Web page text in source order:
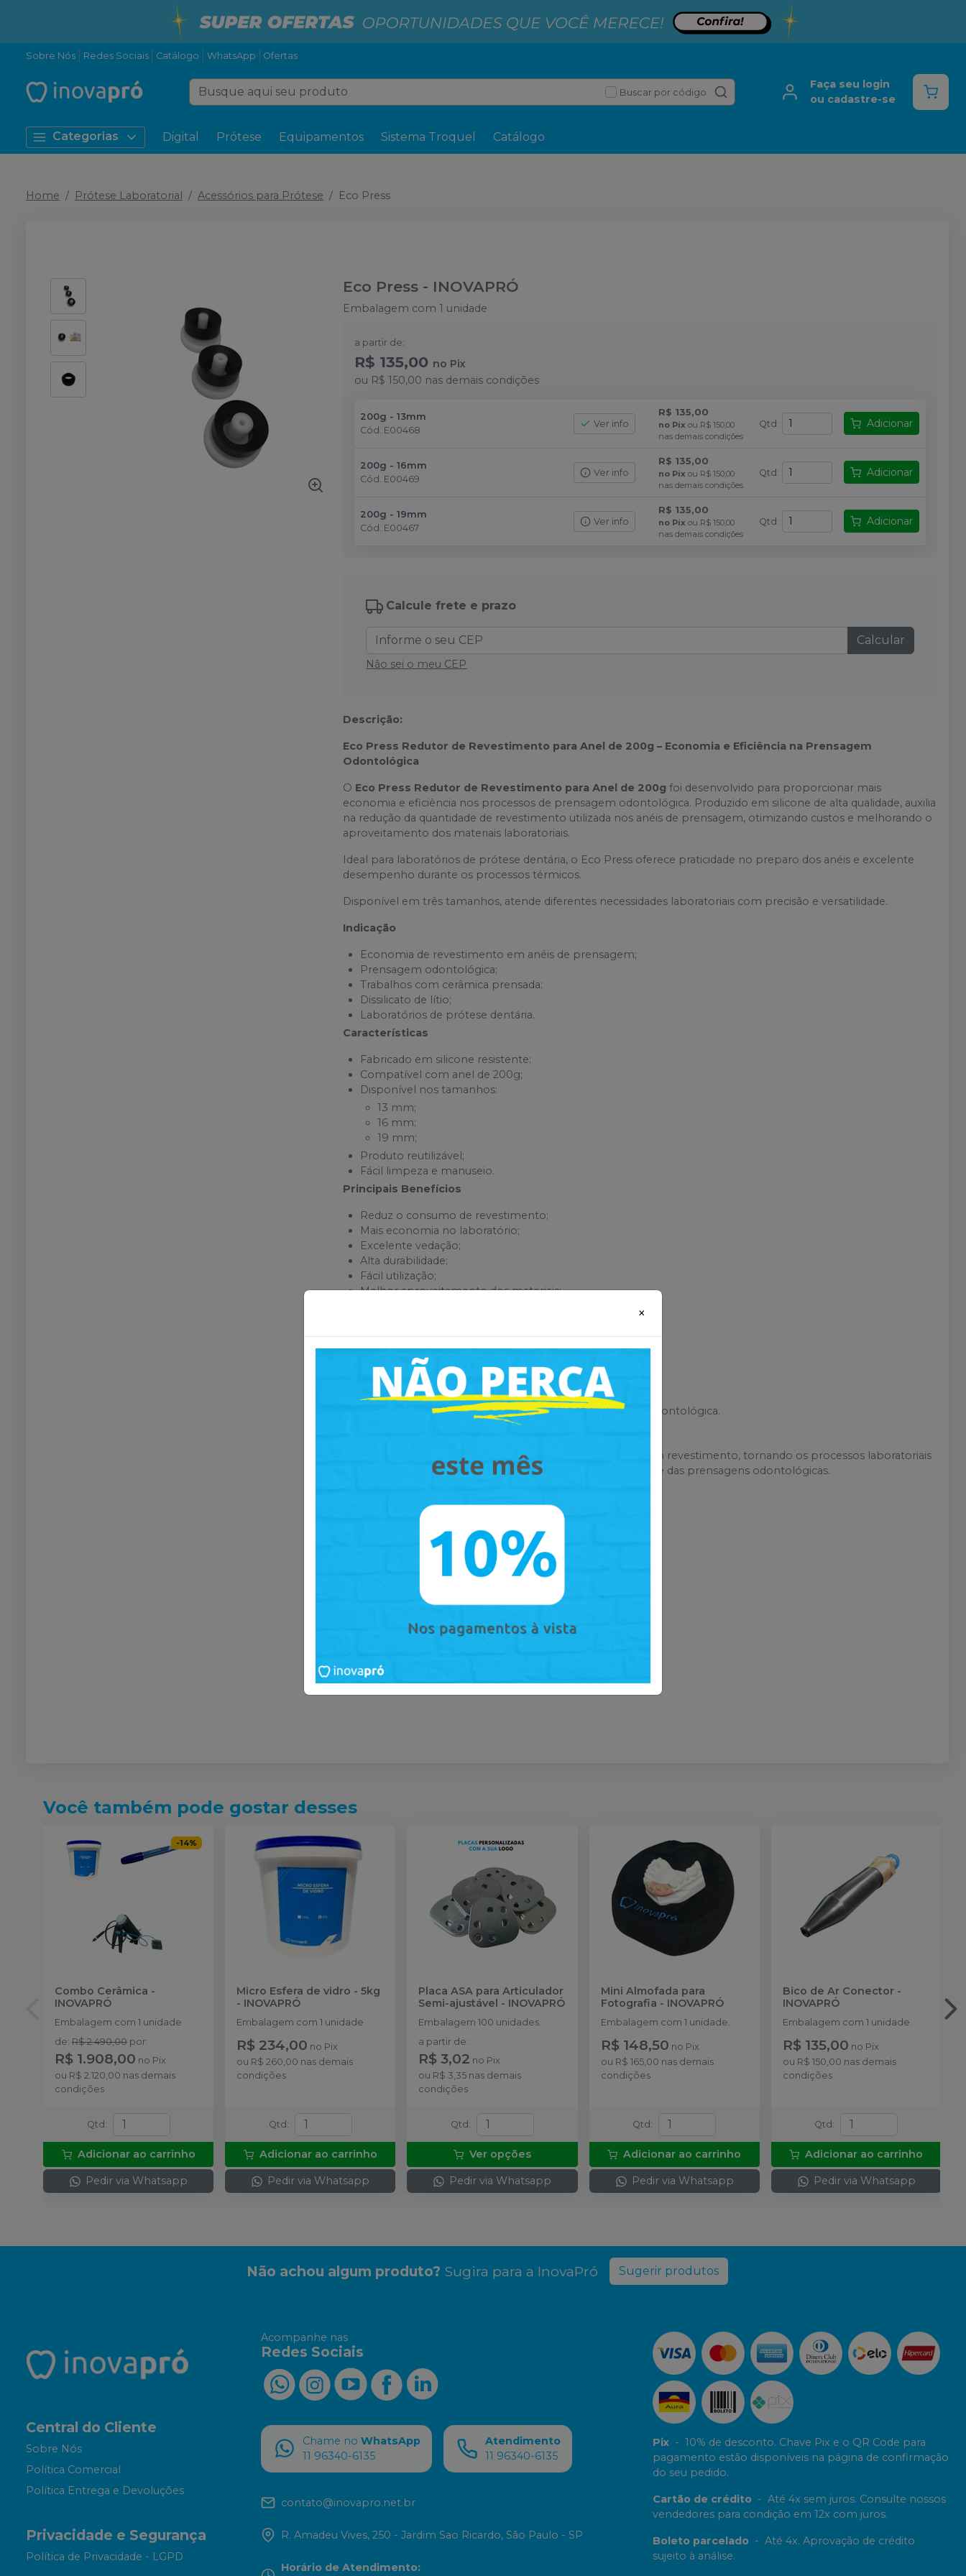
Sobre Nós Redes Sociais Catálogo WhatsApp Ofertas
Buscar por código
Faça seu login
ou cadastre-se
Categorias Digital Prótese Equipamentos Sistema Troquel Catálogo
Home Prótese Laboratorial Acessórios para Prótese Eco Press
Eco Press - INOVAPRÓ
Embalagem com 1 unidade
a partir de:
R$ 135,00 no Pix
ou R$ 150,00 nas demais condições
200g - 13mm
Cód. E00468
Ver info
R$ 135,00
no Pix ou R$ 150,00
nas demais condições
Qtd : Adicionar
200g - 16mm
Cód. E00469
Ver info
R$ 135,00
no Pix ou R$ 150,00
nas demais condições
Qtd : Adicionar
200g - 19mm
Cód. E00467
Ver info
R$ 135,00
no Pix ou R$ 150,00
nas demais condições
Qtd : Adicionar
Calcule frete e prazo
Calcular
Não sei o meu CEP
Descrição:
Eco Press Redutor de Revestimento para Anel de 200g – Economia e Eficiência na Prensagem
Odontológica
O Eco Press Redutor de Revestimento para Anel de 200g foi desenvolvido para proporcionar mais
economia e eficiência nos processos de prensagem odontológica. Produzido em silicone de alta qualidade, auxilia
na redução da quantidade de revestimento utilizada nos anéis de prensagem, otimizando custos e melhorando o
aproveitamento dos materiais laboratoriais.
Ideal para laboratórios de prótese dentária, o Eco Press oferece praticidade no preparo dos anéis e excelente
desempenho durante os processos térmicos.
Disponível em três tamanhos, atende diferentes necessidades laboratoriais com precisão e versatilidade.
Indicação
Economia de revestimento em anéis de prensagem;
Prensagem odontológica;
Trabalhos com cerâmica prensada;
Dissilicato de lítio;
Laboratórios de prótese dentária.
Características
Fabricado em silicone resistente;
Compatível com anel de 200g;
Disponível nos tamanhos:
13 mm;
16 mm;
19 mm;
Produto reutilizável;
Fácil limpeza e manuseio.
Principais Benefícios
Reduz o consumo de revestimento;
Mais economia no laboratório;
Excelente vedação;
Alta durabilidade;
Fácil utilização;
Melhor aproveitamento dos materiais;
Silicone de alta qualidade;
Resistência térmica;
Reutilizável diversas vezes;
Excelente custo-benefício;
Compatível com processos modernos de prensagem odontológica.
O uso do Eco Press ajuda a reduzir desperdícios e custos com revestimento, tornando os processos laboratoriais
mais econômicos e eficientes sem comprometer a qualidade das prensagens odontológicas.
Catálogo
Catálogo
Você também pode gostar desses
-14%
Combo Cerâmica -
INOVAPRÓ
Embalagem com 1 unidade
de: R$ 2.490,00 por:
R$ 1.908,00 no Pix
ou R$ 2.120,00 nas demais
condições
Qtd :
Adicionar ao carrinho
Pedir via Whatsapp
Micro Esfera de vidro - 5kg
- INOVAPRÓ
Embalagem com 1 unidade
R$ 234,00 no Pix
ou R$ 260,00 nas demais
condições
Qtd :
Adicionar ao carrinho
Pedir via Whatsapp
Placa ASA para Articulador
Semi-ajustável - INOVAPRÓ
Embalagem 100 unidades.
a partir de:
R$ 3,02 no Pix
ou R$ 3,35 nas demais
condições
Qtd :
Ver opções
Pedir via Whatsapp
Mini Almofada para
Fotografia - INOVAPRÓ
Embalagem com 1 unidade.
R$ 148,50 no Pix
ou R$ 165,00 nas demais
condições
Qtd :
Adicionar ao carrinho
Pedir via Whatsapp
Bico de Ar Conector-
INOVAPRÓ
Embalagem com 1 unidade.
R$ 135,00 no Pix
ou R$ 150,00 nas demais
condições
Qtd :
Adicionar ao carrinho
Pedir via Whatsapp
Não achou algum produto? Sugira para a InovaPró Sugerir produtos
Central do Cliente
Sobre Nós
Política Comercial
Política Entrega e Devoluções
Privacidade e Segurança
Política de Privacidade - LGPD
Acompanhe nas
Redes Sociais
Chame no WhatsApp
11 96340-6135
Atendimento
11 96340-6135
contato@inovapro.net.br
R. Amadeu Vives, 250 - Jardim Sao Ricardo, São Paulo - SP
Horário de Atendimento:
Pix - 10% de desconto. Chave Pix e o QR Code para
pagamento estão disponíveis na página de confirmação
do seu pedido.
Cartão de crédito - Até 4x sem juros. Consulte nossos
vendedores para condição em 12x com juros.
Boleto parcelado - Até 4x. Aprovação de crédito
sujeito à análise.
×